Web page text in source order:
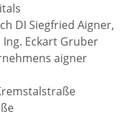
DI Siegfried Aigner,
Ing. Eckart Gruber
aigner